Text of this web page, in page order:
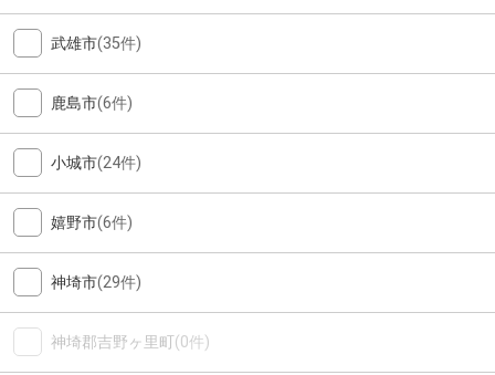
武雄市(35件)
鹿島市(6件)
小城市(24件)
嬉野市(6件)
神埼市(29件)
神埼郡吉野ヶ里町(0件)